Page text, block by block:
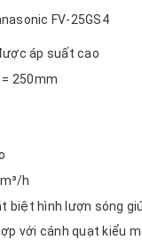
FV-25GS4
áp suất cao
250mm
h
biệt hình lượn sóng
với cánh quạt kiểu